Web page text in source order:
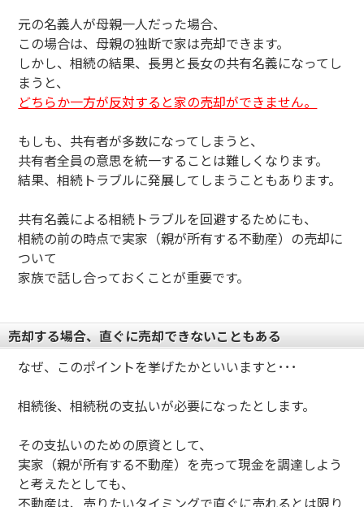
元の名義人が母親一人だった場合、
この場合は、母親の独断で家は売却できます。
しかし、相続の結果、長男と長女の共有名義になってし
まうと、
どちらか一方が反対すると家の売却ができません。
もしも、共有者が多数になってしまうと、
共有者全員の意思を統一することは難しくなります。
結果、相続トラブルに発展してしまうこともあります。
共有名義による相続トラブルを回避するためにも、
相続の前の時点で実家（親が所有する不動産）の売却に
ついて
家族で話し合っておくことが重要です。
売却する場合、直ぐに売却できないこともある
なぜ、このポイントを挙げたかといいますと･･･
相続後、相続税の支払いが必要になったとします。
その支払いのための原資として、
実家（親が所有する不動産）を売って現金を調達しよう
と考えたとしても、
不動産は、売りたいタイミングで直ぐに売れるとは限り